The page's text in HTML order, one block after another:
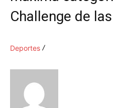
Challenge de
Deportes